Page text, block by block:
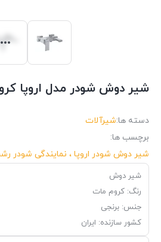
شیر دوش شودر مدل اروپا
دسته ها:شیرآلات
برچسب ها:
شیر دوش شودر اروپا ، نمایندگی شودر
شیر دوش
رنگ: کروم مات
جنس: برنجی
کشور سازنده: ایران